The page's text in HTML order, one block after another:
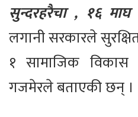
सुन्दरहरैचा , १६ माघ
लगानी सरकारले
१ सामाजिक विकास
गजमेरले बताएकी छन् ।